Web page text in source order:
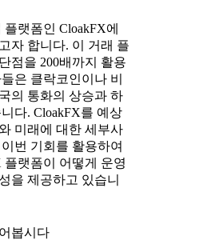
랫폼인 CloakFX에
자 합니다. 이 거래 플
점을 200배까지 활용
은 클락코인이나 비
의 통화의 상승과 하
다. CloakFX를 예상
미래에 대한 세부사
번 기회를 활용하여
플랫폼이 어떻게 운영
을 제공하고 있습니
봅시다